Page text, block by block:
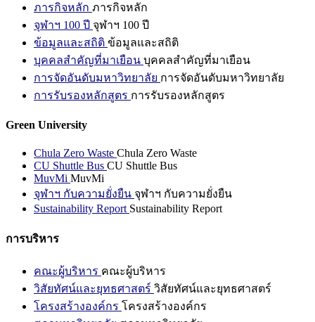
ภารกิจหลัก ภารกิจหลัก
จุฬาฯ 100 ปี จุฬาฯ 100 ปี
ข้อมูลและสถิติ ข้อมูลและสถิติ
บุคคลสำคัญที่มาเยือน บุคคลสำคัญที่มาเยือน
การจัดอันดับมหาวิทยาลัย การจัดอันดับมหาวิทยาลัย
การรับรองหลักสูตร การรับรองหลักสูตร
Green University
Chula Zero Waste Chula Zero Waste
CU Shuttle Bus CU Shuttle Bus
MuvMi MuvMi
จุฬาฯ กับความยั่งยืน จุฬาฯ กับความยั่งยืน
Sustainability Report Sustainability Report
การบริหาร
คณะผู้บริหาร คณะผู้บริหาร
วิสัยทัศน์และยุทธศาสตร์ วิสัยทัศน์และยุทธศาสตร์
โครงสร้างองค์กร โครงสร้างองค์กร